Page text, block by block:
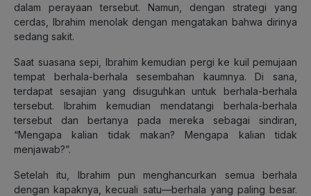
dalam perayaan tersebut. Namun, dengan strategi yang
cerdas, Ibrahim menolak dengan mengatakan bahwa dirinya
sedang sakit.
Saat suasana sepi, Ibrahim kemudian pergi ke kuil pemujaan
tempat berhala-berhala sesembahan kaumnya. Di sana,
terdapat sesajian yang disuguhkan untuk berhala-berhala
tersebut. Ibrahim kemudian mendatangi berhala-berhala
tersebut dan bertanya pada mereka sebagai sindiran,
“Mengapa kalian tidak makan? Mengapa kalian tidak
menjawab?”.
Setelah itu, Ibrahim pun menghancurkan semua berhala
dengan kapaknya, kecuali satu—berhala yang paling besar.